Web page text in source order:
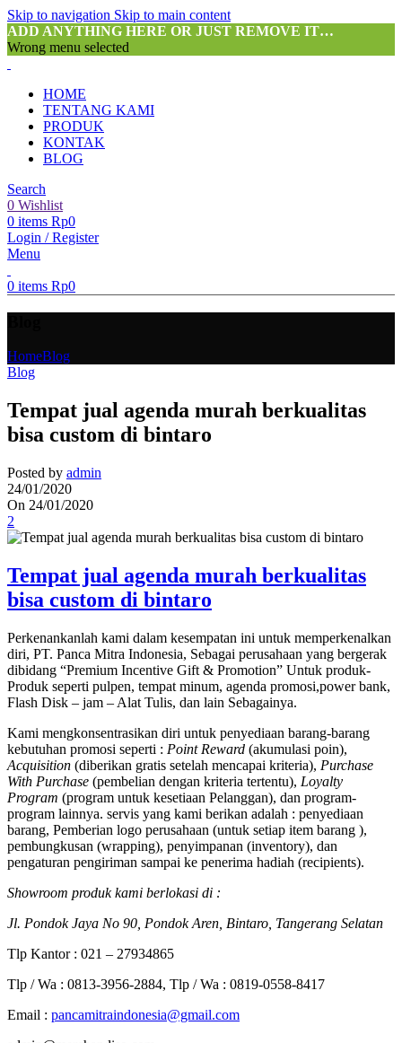
Skip to navigation Skip to main content
ADD ANYTHING HERE OR JUST REMOVE IT…
Wrong menu selected
HOME
TENTANG KAMI
PRODUK
KONTAK
BLOG
Search
0 Wishlist
0 items Rp0
Login / Register
Menu
0 items Rp0
HomeBlog
Blog
Tempat jual agenda murah berkualitas
bisa custom di bintaro
Posted by admin
24/01/2020
On 24/01/2020
2
Tempat jual agenda murah berkualitas
bisa custom di bintaro
Perkenankanlah kami dalam kesempatan ini untuk memperkenalkan
diri, PT. Panca Mitra Indonesia, Sebagai perusahaan yang bergerak
dibidang “Premium Incentive Gift & Promotion” Untuk produk-
Produk seperti pulpen, tempat minum, agenda promosi,power bank,
Flash Disk – jam – Alat Tulis, dan lain Sebagainya.
Kami mengkonsentrasikan diri untuk penyediaan barang-barang
kebutuhan promosi seperti : Point Reward (akumulasi poin),
Acquisition (diberikan gratis setelah mencapai kriteria), Purchase
With Purchase (pembelian dengan kriteria tertentu), Loyalty
Program (program untuk kesetiaan Pelanggan), dan program-
program lainnya. servis yang kami berikan adalah : penyediaan
barang, Pemberian logo perusahaan (untuk setiap item barang ),
pembungkusan (wrapping), penyimpanan (inventory), dan
pengaturan pengiriman sampai ke penerima hadiah (recipients).
Showroom produk kami berlokasi di :
Jl. Pondok Jaya No 90, Pondok Aren, Bintaro, Tangerang Selatan
Tlp Kantor : 021 – 27934865
Tlp / Wa : 0813-3956-2884, Tlp / Wa : 0819-0558-8417
Email : pancamitraindonesia@gmail.com